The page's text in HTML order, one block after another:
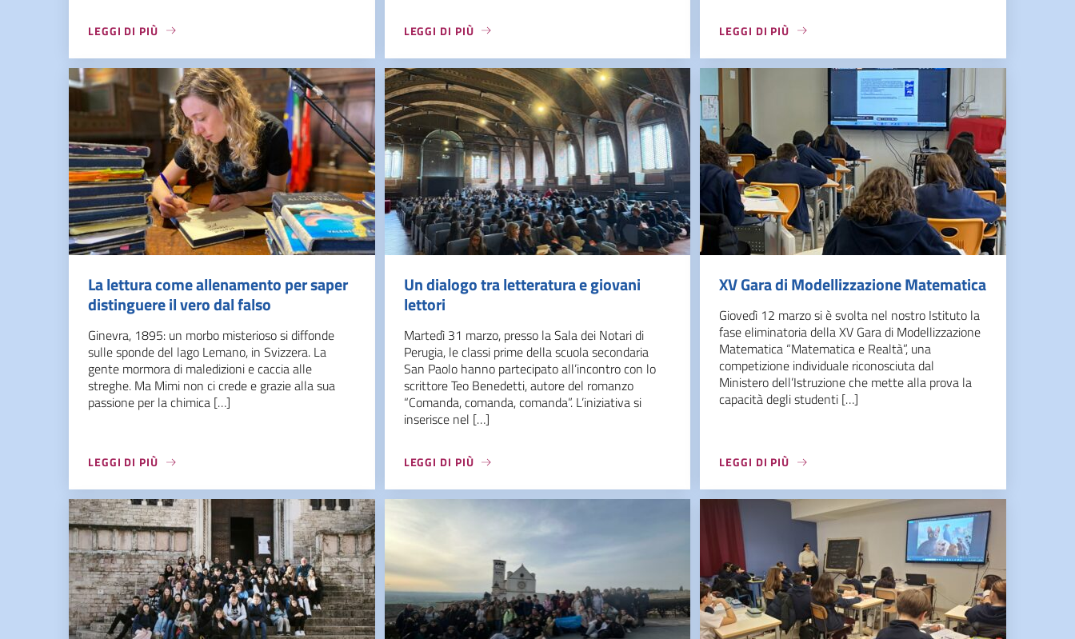
LEGGI DI PIÙ LEGGI DI PIÙ LEGGI DI PIÙ
La lettura come allenamento per saper
distinguere il vero dal falso
Ginevra, 1895: un morbo misterioso si diffonde
sulle sponde del lago Lemano, in Svizzera. La
gente mormora di maledizioni e caccia alle
streghe. Ma Mimi non ci crede e grazie alla sua
passione per la chimica […]
LEGGI DI PIÙ
Un dialogo tra letteratura e giovani
lettori
Martedì 31 marzo, presso la Sala dei Notari di
Perugia, le classi prime della scuola secondaria
San Paolo hanno partecipato all’incontro con lo
scrittore Teo Benedetti, autore del romanzo
“Comanda, comanda, comanda”. L’iniziativa si
inserisce nel […]
LEGGI DI PIÙ
XV Gara di Modellizzazione Matematica
Giovedì 12 marzo si è svolta nel nostro Istituto la
fase eliminatoria della XV Gara di Modellizzazione
Matematica “Matematica e Realtà”, una
competizione individuale riconosciuta dal
Ministero dell’Istruzione che mette alla prova la
capacità degli studenti […]
LEGGI DI PIÙ